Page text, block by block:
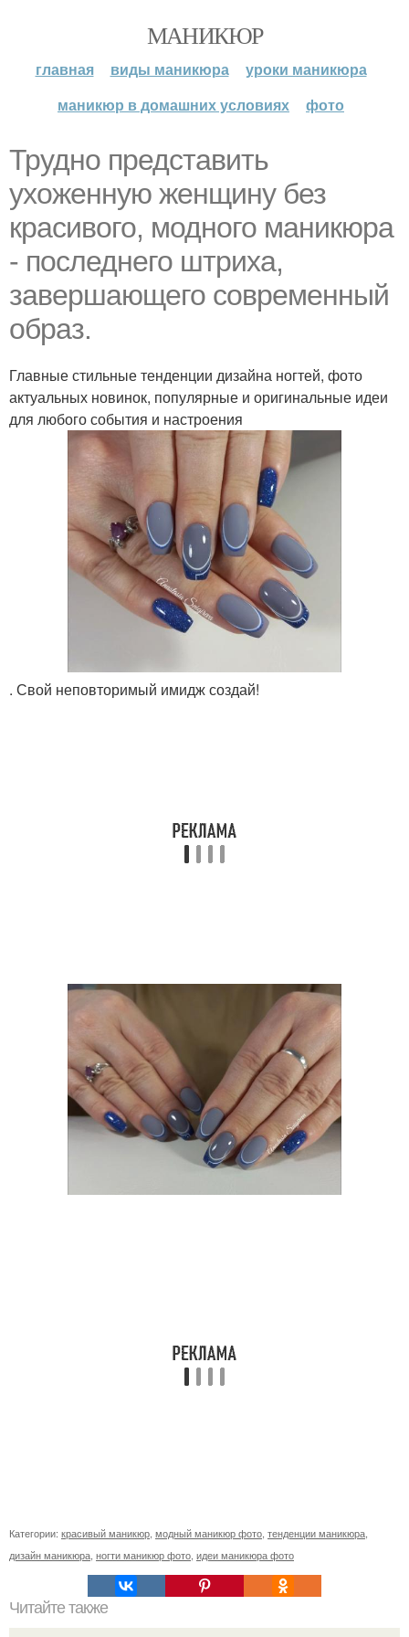
МАНИКЮР
главная виды маникюра
уроки маникюра
маникюр в домашних условиях
фото
Трудно представить
ухоженную женщину без
красивого, модного маникюра
- последнего штриха,
завершающего современный
образ.
Главные стильные тенденции дизайна ногтей, фото
актуальных новинок, популярные и оригинальные идеи
для любого события и настроения
. Свой неповторимый имидж создай!
Категории: красивый маникюр модный маникюр фото тенденции маникюра
дизайн маникюра ногти маникюр фото идеи маникюра фото
Читайте также